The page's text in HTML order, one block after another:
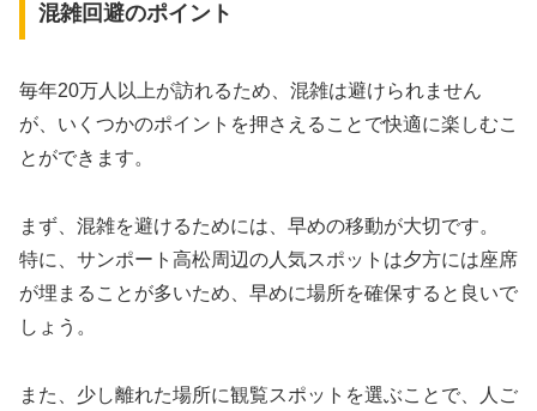
混雑回避のポイント
毎年20万人以上が訪れるため、混雑は避けられません
が、いくつかのポイントを押さえることで快適に楽しむこ
とができます。
まず、混雑を避けるためには、早めの移動が大切です。
特に、サンポート高松周辺の人気スポットは夕方には座席
が埋まることが多いため、早めに場所を確保すると良いで
しょう。
また、少し離れた場所に観覧スポットを選ぶことで、人ご